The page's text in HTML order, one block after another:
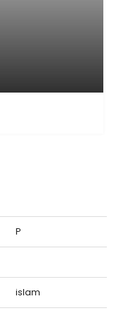
P
islam